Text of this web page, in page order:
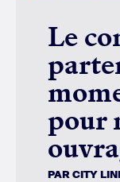
Le
pour
PARCITY